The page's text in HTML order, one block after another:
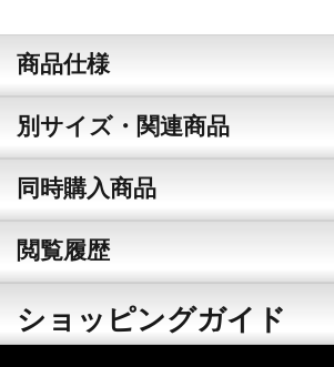
商品仕様
別サイズ・関連商品
同時購入商品
閲覧履歴
ショッピングガイド